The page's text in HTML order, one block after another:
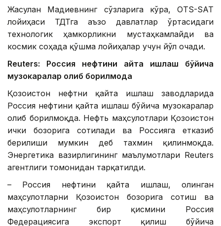
Жасулан Мадиевнинг сўзларига кўра, OTS-SAT
лойиҳаси ТДТга аъзо давлатлар ўртасидаги
технологик ҳамкорликни мустаҳкамлайди ва
космик соҳада қўшма лойиҳалар учун йўл очади.
Reuters: Россия нефтини қайта ишлаш бўйича
музокаралар олиб борилмоқда
Қозоғистон нефтни қайта ишлаш заводларида
Россия нефтини қайта ишлаш бўйича музокаралар
олиб борилмоқда. Нефть маҳсулотлари Қозоғистон
ички бозорига сотилади ва Россияга етказиб
берилиши мумкин деб тахмин қилинмоқда.
Энергетика вазирлигининг маълумотлари Reuters
агентлиги томонидан тарқатилди.
– Россия нефтини қайта ишлаш, олинган
маҳсулотларни Қозоғистон бозорига сотиш ва
маҳсулотларнинг бир қисмини Россия
Федерациясига экспорт қилиш бўйича